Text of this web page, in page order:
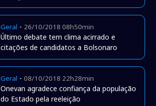
Geral - 26/10/2018 08h50min
Último debate tem clima acirrado e
citações de candidatos a Bolsonaro
Geral -08/10/2018 22h28min
Onevan agradece confiança da população
do Estado pela reeleição